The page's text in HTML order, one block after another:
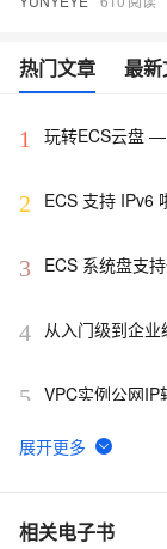
热门文章 最
1 玩转ECS云盘
2 ECS 支持 IPv6
3 ECS 系统盘支
4 从入门级到企
5 VPC实例公网IP
6 【降价信息】弹
7 省钱小贴士（
相关电子书